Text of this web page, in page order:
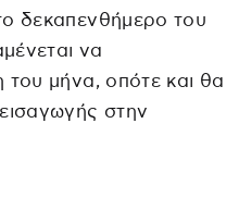
δεκαπενθήμερο του
να
του μήνα, οπότε και θα
στην